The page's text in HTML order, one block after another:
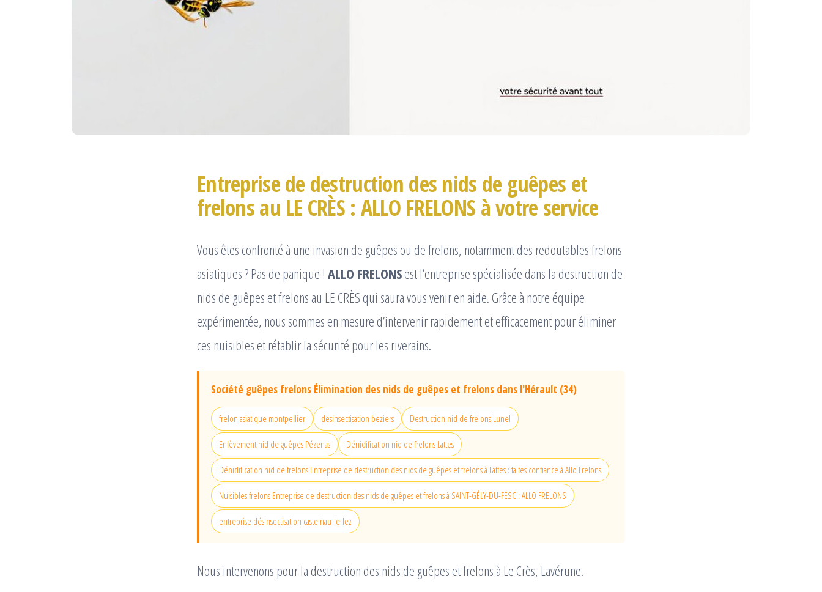
Entreprise de destruction des nids de guêpes et
frelons au LE CRÈS : ALLO FRELONS à votre service
Vous êtes confronté à une invasion de guêpes ou de frelons, notamment des redoutables frelons
asiatiques ? Pas de panique ! ALLO FRELONSest l’entreprise spécialisée dans la destruction de
nids de guêpes et frelons au LE CRÈS qui saura vous venir en aide. Grâce à notre équipe
expérimentée, nous sommes en mesure d’intervenir rapidement et efficacement pour éliminer
ces nuisibles et rétablir la sécurité pour les riverains.
Société guêpes frelons Élimination des nids de guêpes et frelons dans l'Hérault (34)
frelon asiatique montpellier desinsectisation beziers Destruction nid de frelons Lunel
Enlèvement nid de guêpes Pézenas Dénidification nid de frelons Lattes
Dénidification nid de frelons Entreprise de destruction des nids de guêpes et frelons à Lattes : faites confiance à Allo Frelons
Nuisibles frelons Entreprise de destruction des nids de guêpes et frelons à SAINT-GÉLY-DU-FESC : ALLO FRELONS
entreprise désinsectisation castelnau-le-lez
Nous intervenons pour la destruction des nids de guêpes et frelons à Le Crès, Lavérune.